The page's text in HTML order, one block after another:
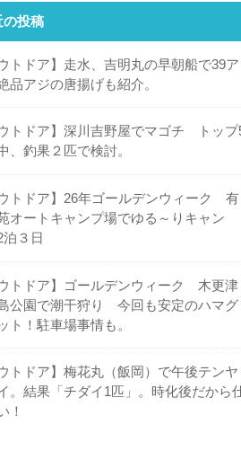
の投稿
ウトドア】走水、吉明丸の早朝船で39ア
品アジの唐揚げも紹介。
ウトドア】深川吉野屋でマゴチ トップ
、釣果２匹で検討。
ウトドア】26年ゴールデンウィーク 有
オートキャンプ場でゆる～りキャン
３日
ウトドア】ゴールデンウィーク 木更津
公園で潮干狩り 今回も安定のハマグ
ト！駐車場事情も。
ウトドア】梅花丸（飯岡）で午後テンヤ
。結果「チダイ1匹」。時化後だから
！